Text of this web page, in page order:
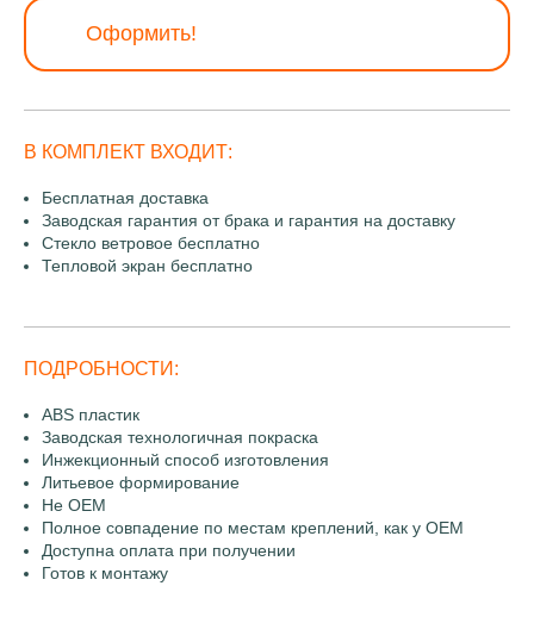
Оформить!
В КОМПЛЕКТ ВХОДИТ:
Бесплатная доставка
Заводская гарантия от брака и гарантия на доставку
Стекло ветровое бесплатно
Тепловой экран бесплатно
ПОДРОБНОСТИ:
ABS пластик
Заводская технологичная покраска
Инжекционный способ изготовления
Литьевое формирование
Не OEM
Полное совпадение по местам креплений, как у OEM
Доступна оплата при получении
Готов к монтажу